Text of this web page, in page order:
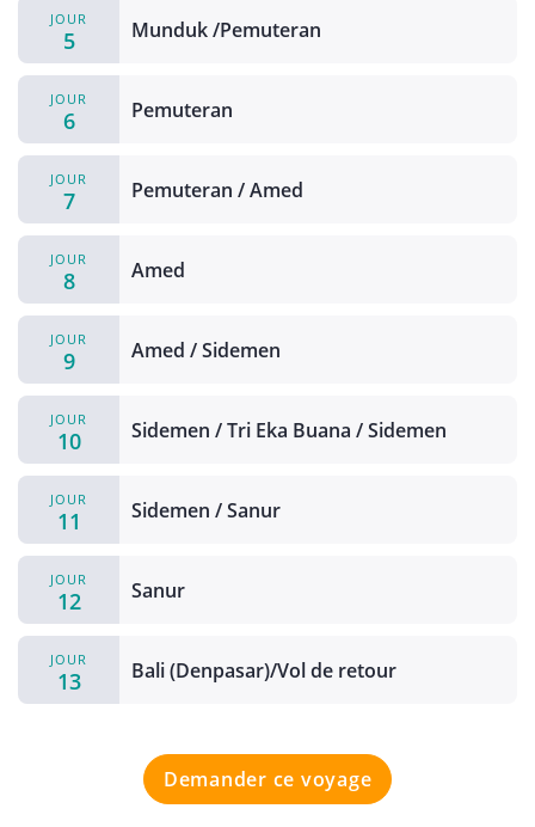
JOUR
5 Munduk /Pemuteran
JOUR
6 Pemuteran
JOUR
7 Pemuteran / Amed
JOUR
8 Amed
JOUR
9 Amed / Sidemen
JOUR
10 Sidemen / Tri Eka Buana / Sidemen
JOUR
11 Sidemen / Sanur
JOUR
12 Sanur
JOUR
13 Bali (Denpasar)/Vol de retour
Demander ce voyage